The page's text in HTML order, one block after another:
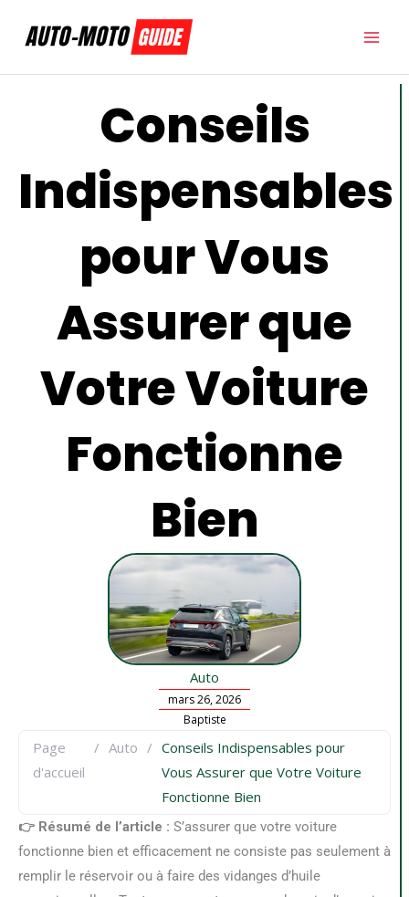
Conseils
Indispensables
pour Vous
Assurer que
Votre Voiture
Fonctionne
Bien
Auto
mars 26, 2026
Baptiste
Page
d'accueil
/ Auto / Conseils Indispensables pour
Vous Assurer que Votre Voiture
Fonctionne Bien
👉 Résumé de l’article : S’assurer que votre voiture
fonctionne bien et efficacement ne consiste pas seulement à
remplir le réservoir ou à faire des vidanges d’huile